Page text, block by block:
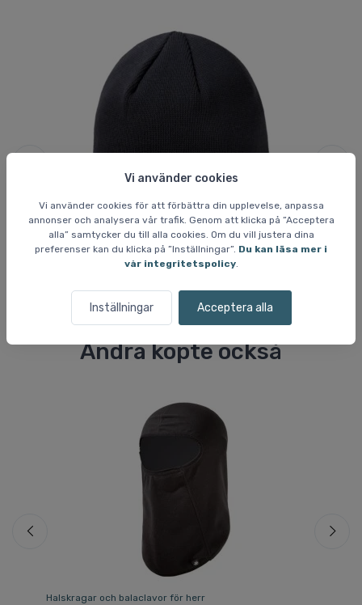
Vi använder cookies
Vi använder cookies för att förbättra din upplevelse, anpassa
annonser och analysera vår trafik. Genom att klicka på ”Acceptera
alla” samtycker du till alla cookies. Om du vill justera dina
preferenser kan du klicka på ”Inställningar”. Du kan läsa mer i
vår integritetspolicy.
Inställningar Acceptera alla
Mössor och pannband för dam
Kama stickad mössa med Gore-Tex, svart
Andra köpte också
Halskragar och balaclavor för herr